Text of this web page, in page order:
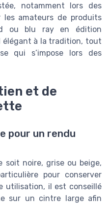
notamment lors des
les amateurs de produits
ou blu ray en édition
élégant à la tradition, tout
qui s’impose lors des
et de
pour un rendu
soit noire, grise ou beige,
pour conserver
utilisation, il est conseillé
sur un cintre large afin